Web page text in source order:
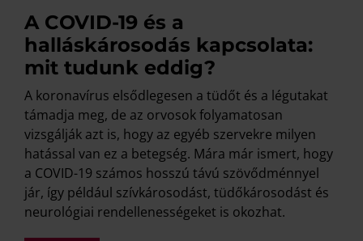
A COVID-19 és a
halláskárosodás kapcsolata:
mit tudunk eddig?
A koronavírus elsődlegesen a tüdőt és a légutakat
támadja meg, de az orvosok folyamatosan
vizsgálják azt is, hogy az egyéb szervekre milyen
hatással van ez a betegség. Mára már ismert, hogy
a COVID-19 számos hosszú távú szövődménnyel
jár, így például szívkárosodást, tüdőkárosodást és
neurológiai rendellenességeket is okozhat.